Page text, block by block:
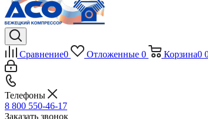
Сравнение0 Отложенные 0 Корзина0
Телефоны
8 800 550-46-17
Заказать звонок